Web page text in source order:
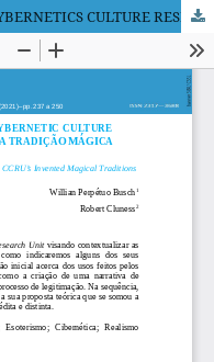
NAS PORTAS DO PANDEMÔNIO: CYBERNETICS CULTURE RESEARCH UNIT E A INVENÇÃO DA TRADIÇÃO MÁGICA